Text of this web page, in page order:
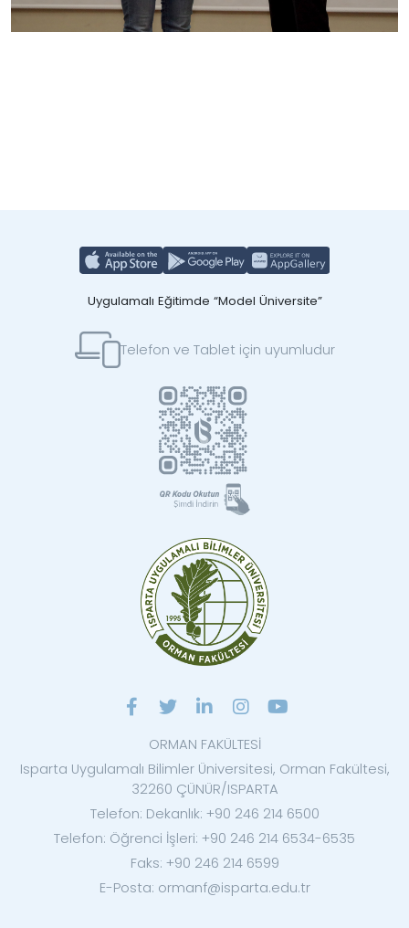
Uygulamalı Eğitimde “Model Üniversite”
Telefon ve Tablet için uyumludur
ORMAN FAKÜLTESİ
Isparta Uygulamalı Bilimler Üniversitesi, Orman Fakültesi,
32260 ÇÜNÜR/ISPARTA
Telefon: Dekanlık: +90 246 214 6500
Telefon: Öğrenci İşleri: +90 246 214 6534-6535
Faks: +90 246 214 6599
E-Posta: ormanf@isparta.edu.tr